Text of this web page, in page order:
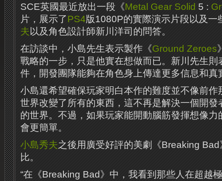
SCE英國最近放出一段《Metal Gear Solid 5 :
片，展示了PS4版1080P的實際演示片段以及一
夫以及角色設計師新川洋司的問答。
在訪談中，小島先生表示製作《Ground Zeroes
戰略的一步，只是他實在想做而已。 新川先生則
件，開發團隊能夠在角色身上傳達更多信息和真
小島還希望確保玩家明白本作的難度並不像前作
世界改變了所有的東西，這不再是解決一個開發
的世界。不過，如果玩家能開動腦筋發揮想像
會更簡單。
小島秀夫之後用廣受好評的美劇《Breaking
比。
“在《Breaking Bad》中，我看到那些人在超越